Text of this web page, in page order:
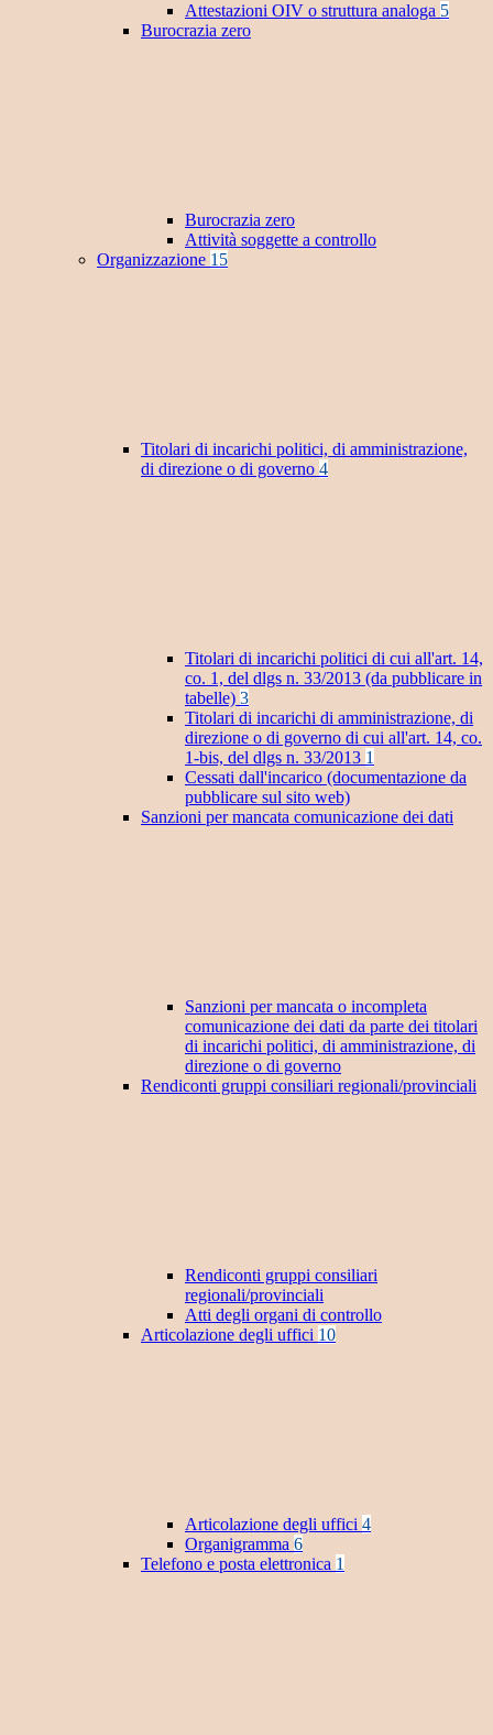
Attestazioni OIV o struttura analoga 5
Burocrazia zero
Burocrazia zero
Attività soggette a controllo
Organizzazione 15
Titolari di incarichi politici, di amministrazione,
di direzione o di governo 4
Titolari di incarichi politici di cui all'art. 14,
co. 1, del dlgs n. 33/2013 (da pubblicare in
tabelle) 3
Titolari di incarichi di amministrazione, di
direzione o di governo di cui all'art. 14, co.
1-bis, del dlgs n. 33/2013 1
Cessati dall'incarico (documentazione da
pubblicare sul sito web)
Sanzioni per mancata comunicazione dei dati
Sanzioni per mancata o incompleta
comunicazione dei dati da parte dei titolari
di incarichi politici, di amministrazione, di
direzione o di governo
Rendiconti gruppi consiliari regionali/provinciali
Rendiconti gruppi consiliari
regionali/provinciali
Atti degli organi di controllo
Articolazione degli uffici 10
Articolazione degli uffici 4
Organigramma 6
Telefono e posta elettronica 1